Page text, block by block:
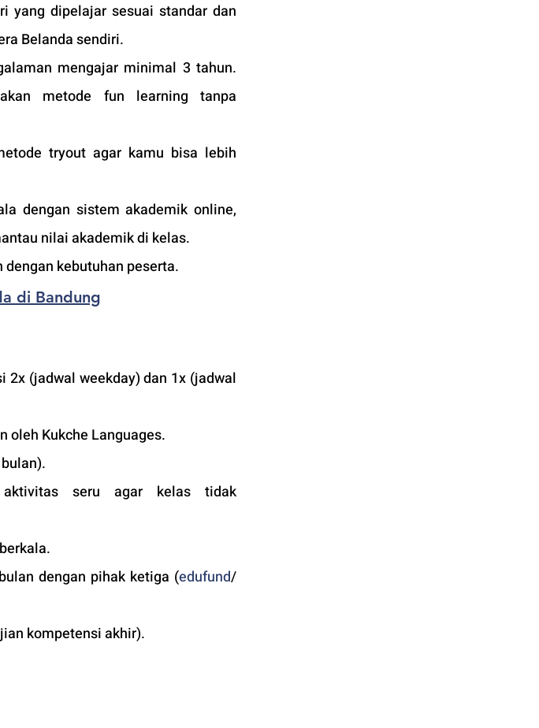
yang dipelajar sesuai standar dan
Belanda sendiri.
mengajar minimal 3 tahun.
metode fun learning tanpa
tryout agar kamu bisa lebih
dengan sistem akademik online,
nilai akademik di kelas.
kebutuhan peserta.
di Bandung
(jadwal weekday) dan 1x (jadwal
oleh Kukche Languages.
aktivitas seru agar kelas tidak
dengan pihak ketiga (edufund/
kompetensi akhir).